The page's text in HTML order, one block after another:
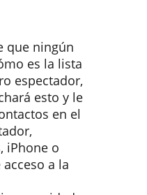
que ningún
es la lista
espectador,
esto y le
en el
iPhone o
a la